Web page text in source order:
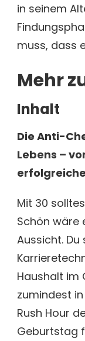
in seinem
muss, dass
Mehr
Inhalt
Die Anti-
Lebens –
Mit 30
Schön wäre
Aussicht.
Haushalt im
zumindest
Rush Hour
Geburtstag